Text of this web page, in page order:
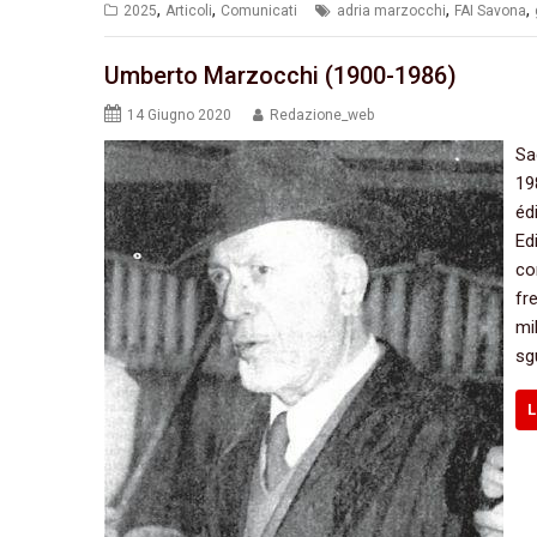
2025, Articoli, Comunicati adria marzocchi, FAI Savona,
Umberto Marzocchi (1900-1986)
14 Giugno 2020 Redazione_web